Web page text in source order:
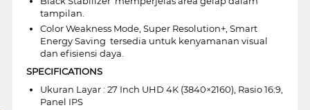
tampilan.
Color Weakness Mode, Super Resolution+, Smart
Energy Saving  tersedia untuk kenyamanan visual
dan efisiensi daya.
SPECIFICATIONS
Ukuran Layar : 27 Inch UHD 4K (3840×2160), Rasio 16:9,
Panel IPS